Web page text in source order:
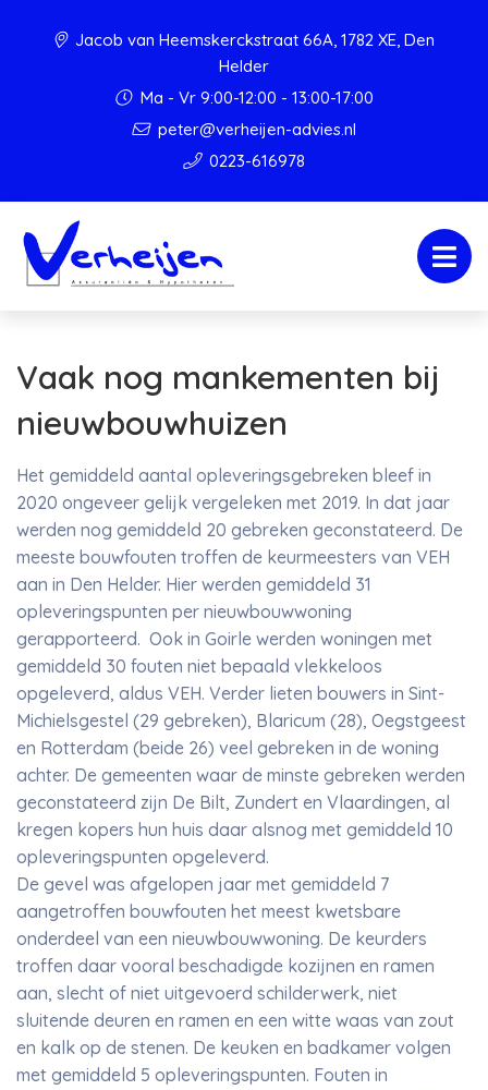
Jacob van Heemskerckstraat 66A, 1782 XE, Den
Helder
Ma - Vr 9:00-12:00 - 13:00-17:00
peter@verheijen-advies.nl
0223-616978
Vaak nog mankementen bij
nieuwbouwhuizen
Het gemiddeld aantal opleveringsgebreken bleef in
2020 ongeveer gelijk vergeleken met 2019. In dat jaar
werden nog gemiddeld 20 gebreken geconstateerd. De
meeste bouwfouten troffen de keurmeesters van VEH
aan in Den Helder. Hier werden gemiddeld 31
opleveringspunten per nieuwbouwwoning
gerapporteerd. Ook in Goirle werden woningen met
gemiddeld 30 fouten niet bepaald vlekkeloos
opgeleverd, aldus VEH. Verder lieten bouwers in Sint-
Michielsgestel (29 gebreken), Blaricum (28), Oegstgeest
en Rotterdam (beide 26) veel gebreken in de woning
achter. De gemeenten waar de minste gebreken werden
geconstateerd zijn De Bilt, Zundert en Vlaardingen, al
kregen kopers hun huis daar alsnog met gemiddeld 10
opleveringspunten opgeleverd.
De gevel was afgelopen jaar met gemiddeld 7
aangetroffen bouwfouten het meest kwetsbare
onderdeel van een nieuwbouwwoning. De keurders
troffen daar vooral beschadigde kozijnen en ramen
aan, slecht of niet uitgevoerd schilderwerk, niet
sluitende deuren en ramen en een witte waas van zout
en kalk op de stenen. De keuken en badkamer volgen
met gemiddeld 5 opleveringspunten. Fouten in